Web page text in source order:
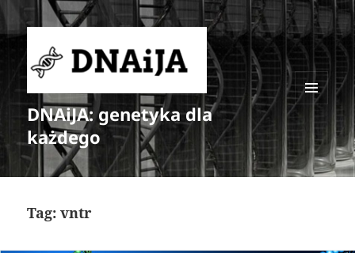
DNAiJA: genetyka dla
każdego
MENU
WIDGETY
Tag:vntr